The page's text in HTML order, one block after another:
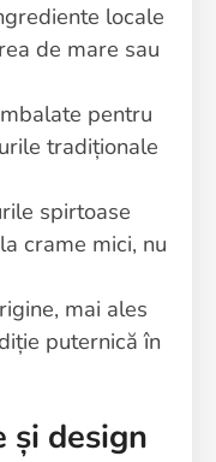
locale
de mare sau
pentru
tradiționale
spirtoase
crame mici, nu
mai ales
puternică în
și design